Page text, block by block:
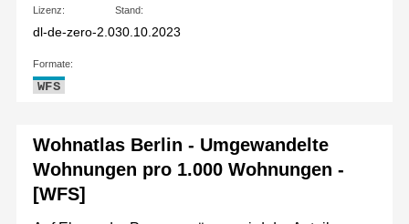
Lizenz:
dl-de-zero-2.0
Stand:
30.10.2023
Formate:
WFS
Wohnatlas Berlin - Umgewandelte
Wohnungen pro 1.000 Wohnungen -
[WFS]